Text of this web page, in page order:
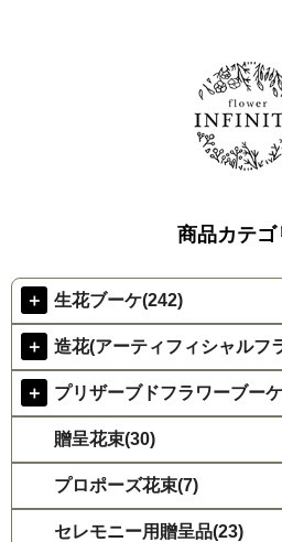
商品カテゴ
＋ 生花ブーケ(242)
＋ 造花(アーティフィシャルフ
＋ プリザーブドフラワーブー
贈呈花束(30)
プロポーズ花束(7)
セレモニー用贈呈品(23)